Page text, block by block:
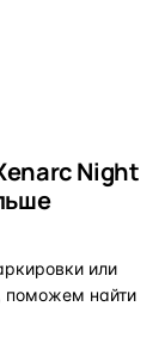
Night
или
поможем найти